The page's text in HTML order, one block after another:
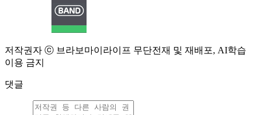
저작권자 ⓒ 브라보마이라이프 무단전재 및 재배포, AI학습
이용 금지
댓글